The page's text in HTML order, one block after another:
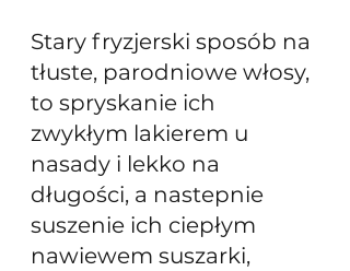
Stary fryzjerski sposób na
tłuste, parodniowe włosy,
to spryskanie ich
zwykłym lakierem u
nasady i lekko na
długości, a nastepnie
suszenie ich ciepłym
nawiewem suszarki,